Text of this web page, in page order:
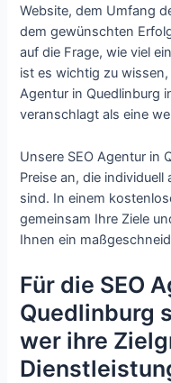
Website, dem Umfang
dem gewünschten
auf die Frage, wie viel
ist es wichtig zu
Agentur in Quedlinburg
veranschlagt als eine
Unsere SEO Agentur in
Preise an, die
sind. In einem
gemeinsam Ihre Ziele
Ihnen ein
Für die SEO
Quedlinburg
wer ihre